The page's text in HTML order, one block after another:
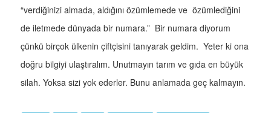
“verdiğinizi almada, aldığını özümlemede ve özümlediğini
de iletmede dünyada bir numara.” Bir numara diyorum
çünkü birçok ülkenin çiftçisini tanıyarak geldim. Yeter ki ona
doğru bilgiyi ulaştıralım. Unutmayın tarım ve gıda en büyük
silah. Yoksa sizi yok ederler. Bunu anlamada geç kalmayın.